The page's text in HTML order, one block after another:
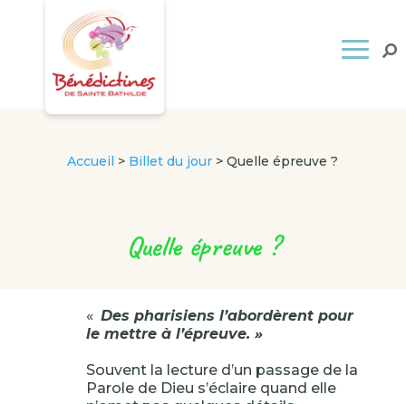
Accueil > Billet du jour >Quelle épreuve ?
Quelle épreuve ?
« Des pharisiens l’abordèrent pour
le mettre à l’épreuve. »
Souvent la lecture d’un passage de la
Parole de Dieu s’éclaire quand elle